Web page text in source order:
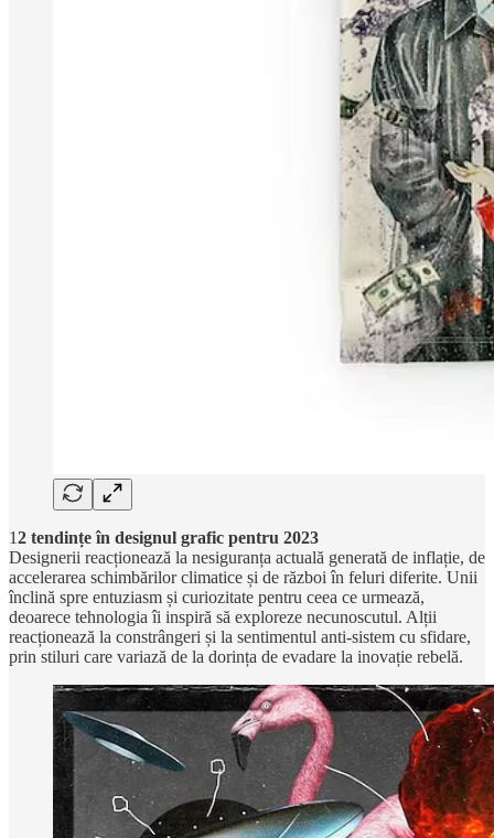
12 tendințe în designul grafic pentru 2023
Designerii reacționează la nesiguranța actuală generată de inflație, de
accelerarea schimbărilor climatice și de război în feluri diferite. Unii
înclină spre entuziasm și curiozitate pentru ceea ce urmează,
deoarece tehnologia îi inspiră să exploreze necunoscutul. Alții
reacționează la constrângeri și la sentimentul anti-sistem cu sfidare,
prin stiluri care variază de la dorința de evadare la inovație rebelă.